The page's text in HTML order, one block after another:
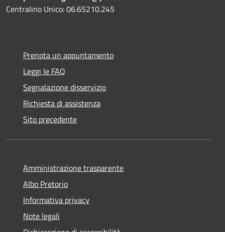
Centralino Unico: 06.65210.245
Prenota un appuntamento
Leggi le FAQ
Segnalazione disservizio
Richiesta di assistenza
Sito precedente
Amministrazione trasparente
Albo Pretorio
Informativa privacy
Note legali